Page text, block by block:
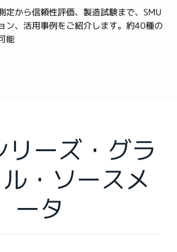
定から信頼性評価、製造試験まで、SMU
ン、活用事例をご紹介します。約40種の
能
ーズ・グラ
・ソースメ
ータ